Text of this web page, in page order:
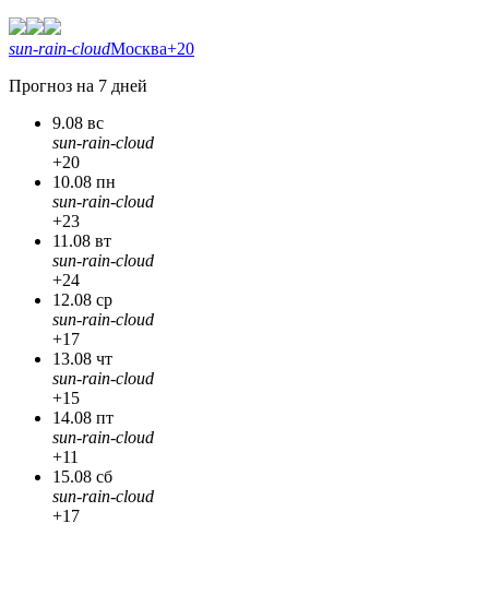
sun-rain-cloudМосква+20
Прогноз на 7 дней
9.08 вс
sun-rain-cloud
+20
10.08 пн
sun-rain-cloud
+23
11.08 вт
sun-rain-cloud
+24
12.08 ср
sun-rain-cloud
+17
13.08 чт
sun-rain-cloud
+15
14.08 пт
sun-rain-cloud
+11
15.08 сб
sun-rain-cloud
+17